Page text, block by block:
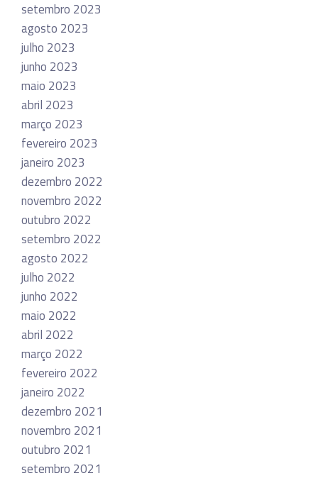
setembro 2023
agosto 2023
julho 2023
junho 2023
maio 2023
abril 2023
março 2023
fevereiro 2023
janeiro 2023
dezembro 2022
novembro 2022
outubro 2022
setembro 2022
agosto 2022
julho 2022
junho 2022
maio 2022
abril 2022
março 2022
fevereiro 2022
janeiro 2022
dezembro 2021
novembro 2021
outubro 2021
setembro 2021